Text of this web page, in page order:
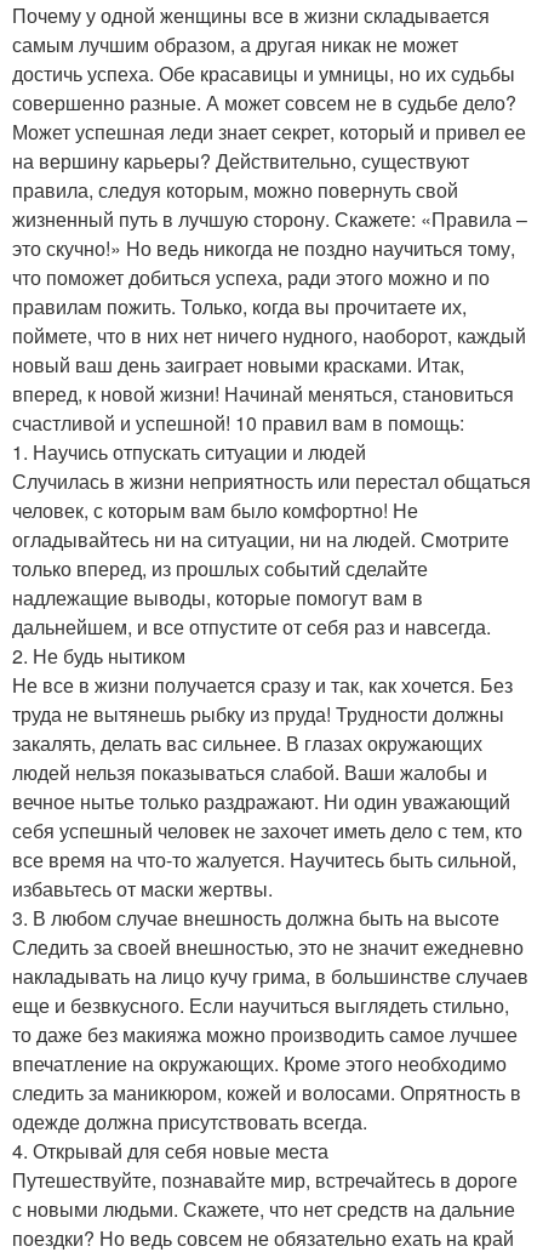
Почему у одной женщины все в жизни складывается
самым лучшим образом, а другая никак не может
достичь успеха. Обе красавицы и умницы, но их судьбы
совершенно разные. А может совсем не в судьбе дело?
Может успешная леди знает секрет, который и привел ее
на вершину карьеры? Действительно, существуют
правила, следуя которым, можно повернуть свой
жизненный путь в лучшую сторону. Скажете: «Правила –
это скучно!» Но ведь никогда не поздно научиться тому,
что поможет добиться успеха, ради этого можно и по
правилам пожить. Только, когда вы прочитаете их,
поймете, что в них нет ничего нудного, наоборот, каждый
новый ваш день заиграет новыми красками. Итак,
вперед, к новой жизни! Начинай меняться, становиться
счастливой и успешной! 10 правил вам в помощь:
1. Научись отпускать ситуации и людей
Случилась в жизни неприятность или перестал общаться
человек, с которым вам было комфортно! Не
огладывайтесь ни на ситуации, ни на людей. Смотрите
только вперед, из прошлых событий сделайте
надлежащие выводы, которые помогут вам в
дальнейшем, и все отпустите от себя раз и навсегда.
2. Не будь нытиком
Не все в жизни получается сразу и так, как хочется. Без
труда не вытянешь рыбку из пруда! Трудности должны
закалять, делать вас сильнее. В глазах окружающих
людей нельзя показываться слабой. Ваши жалобы и
вечное нытье только раздражают. Ни один уважающий
себя успешный человек не захочет иметь дело с тем, кто
все время на что-то жалуется. Научитесь быть сильной,
избавьтесь от маски жертвы.
3. В любом случае внешность должна быть на высоте
Следить за своей внешностью, это не значит ежедневно
накладывать на лицо кучу грима, в большинстве случаев
еще и безвкусного. Если научиться выглядеть стильно,
то даже без макияжа можно производить самое лучшее
впечатление на окружающих. Кроме этого необходимо
следить за маникюром, кожей и волосами. Опрятность в
одежде должна присутствовать всегда.
4. Открывай для себя новые места
Путешествуйте, познавайте мир, встречайтесь в дороге
с новыми людьми. Скажете, что нет средств на дальние
поездки? Но ведь совсем не обязательно ехать на край